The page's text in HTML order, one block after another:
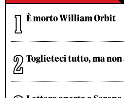
È morto William Orbit
Toglieteci tutto, ma